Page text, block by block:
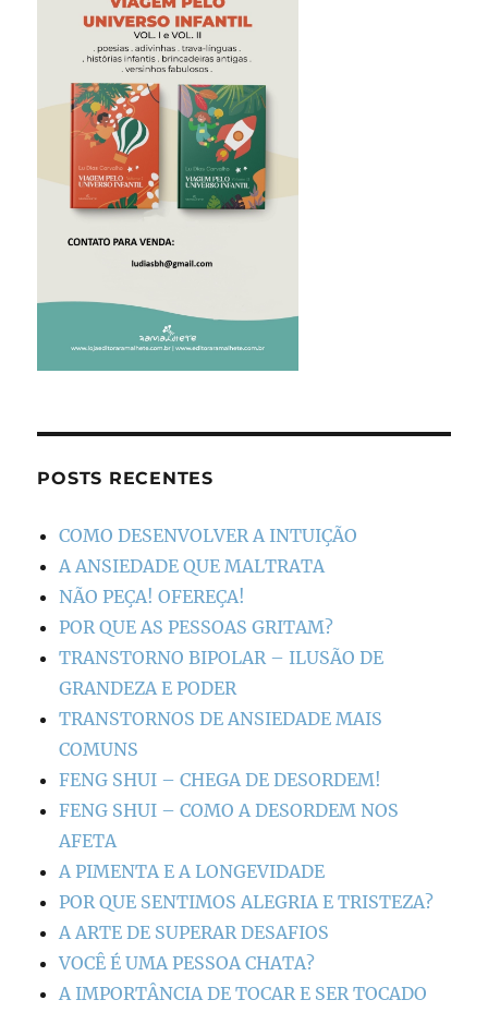
POSTS RECENTES
COMO DESENVOLVER A INTUIÇÃO
A ANSIEDADE QUE MALTRATA
NÃO PEÇA! OFEREÇA!
POR QUE AS PESSOAS GRITAM?
TRANSTORNO BIPOLAR – ILUSÃO DE
GRANDEZA E PODER
TRANSTORNOS DE ANSIEDADE MAIS
COMUNS
FENG SHUI – CHEGA DE DESORDEM!
FENG SHUI – COMO A DESORDEM NOS
AFETA
A PIMENTA E A LONGEVIDADE
POR QUE SENTIMOS ALEGRIA E TRISTEZA?
A ARTE DE SUPERAR DESAFIOS
VOCÊ É UMA PESSOA CHATA?
A IMPORTÂNCIA DE TOCAR E SER TOCADO